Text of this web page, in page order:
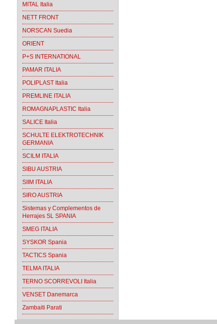
MITAL Italia
NETT FRONT
NORSCAN Suedia
ORIENT
P+S INTERNATIONAL
PAMAR ITALIA
POLIPLAST Italia
PREMLINE ITALIA
ROMAGNAPLASTIC Italia
SALICE Italia
SCHULTE ELEKTROTECHNIK
GERMANIA
SCILM ITALIA
SIBU AUSTRIA
SIIM ITALIA
SIRO AUSTRIA
Sistemas y Complementos de
Herrajes SL SPANIA
SMEG ITALIA
SYSKOR Spania
TACTICS Spania
TELMA ITALIA
TERNO SCORREVOLI Italia
VENSET Danemarca
Zambaiti Parati